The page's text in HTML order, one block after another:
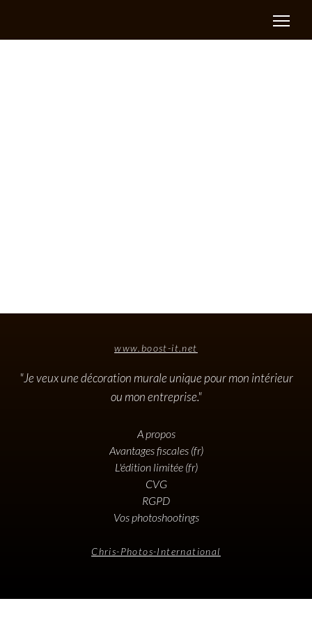
www.boost-it.net
"Je veux une décoration murale unique pour mon intérieur
ou mon entreprise."
A propos
Avantages fiscales (fr)
L'édition limitée (fr)
CVG
RGPD
Vos photoshootings
Chris-Photos-International